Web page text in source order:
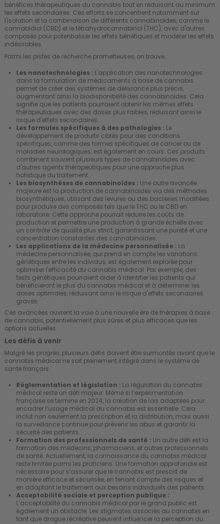
bénéfices thérapeutiques du cannabis tout en réduisant au minimum
les effets secondaires. Ces efforts se concentrent notamment sur
l'isolation et la combinaison de différents cannabinoïdes, comme le
cannabidiol (CBD) et le tétrahydrocannabinol (THC), avec d'autres
composés pour potentialiser les effets bénéfiques et modérer les effets
indésirables.
Parmi les pistes de recherche prometteuses, on trouve :
Les nanotechnologies : L'application des nanotechnologies
dans la formulation de médicaments à base de cannabis
permet de créer des systèmes de délivrance plus précis,
augmentant ainsi la biodisponibilité des cannabinoïdes. Cela
signifie que les patients pourraient obtenir les mêmes effets
thérapeutiques avec des doses plus faibles, réduisant ainsi le
risque d'effets secondaires.
Les formules spécifiques à des pathologies : Le
développement de produits ciblés pour des conditions
spécifiques, comme des formes spécifiques de cancer ou de
maladies neurologiques, est également en cours. Ces produits
combinent souvent plusieurs types de cannabinoïdes avec
d'autres agents thérapeutiques pour une approche plus
holistique du traitement.
Les biosynthèses de cannabinoïdes : Une autre avancée
majeure est la production de cannabinoïdes via des méthodes
biosynthétiques, utilisant des levures ou des bactéries modifiées
pour produire des composés tels que le THC ou le CBD en
laboratoire. Cette approche pourrait réduire les coûts de
production et permettre une production à grande échelle avec
un contrôle de qualité plus strict, garantissant une pureté et une
concentration constantes des cannabinoïdes.
Les applications de la médecine personnalisée : La
médecine personnalisée, qui prend en compte les variations
génétiques entre les individus, est également explorée pour
optimiser l'efficacité du cannabis médical. Par exemple, des
tests génétiques pourraient aider à identifier les patients qui
bénéficieront le plus du cannabis médical et à déterminer les
doses optimales, réduisant ainsi le risque d'effets secondaires
graves.
Ces avancées ouvrent la voie à une nouvelle ère de thérapies à base
de cannabis, potentiellement plus sûres et plus efficaces que les
options actuelles.
Les défis à venir
Malgré les progrès, plusieurs défis doivent être surmontés avant que le
cannabis médical ne soit pleinement intégré dans le système de
santé français.
Réglementation et législation : La régulation du cannabis
médical reste un défi majeur. Même si l’expérimentation
française se termine en 2024, la création de lois adaptées pour
encadrer l’usage médical du cannabis est essentielle. Cela
inclut non seulement la prescription et la distribution, mais aussi
la surveillance continue pour prévenir les abus et garantir la
sécurité des patients.
Formation des professionnels de santé : Un autre défi est la
formation des médecins, pharmaciens, et autres professionnels
de santé. Actuellement, la connaissance du cannabis médical
reste limitée parmi les praticiens. Une formation approfondie est
nécessaire pour s’assurer que le cannabis est prescrit de
manière efficace et sécurisée, en tenant compte des risques et
en adaptant le traitement aux besoins individuels des patients.
Acceptabilité sociale et perception publique :
L’acceptabilité du cannabis médical par le grand public est
également un obstacle. Les stigmates associés au cannabis en
tant que drogue récréative peuvent influencer la perception du